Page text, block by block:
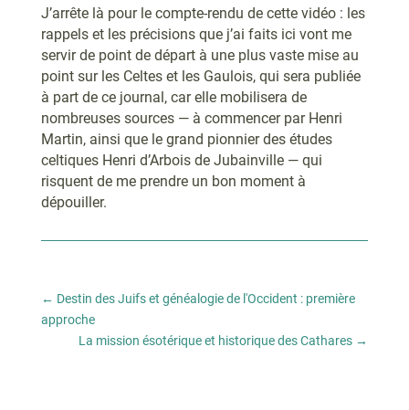
J’arrête là pour le compte-rendu de cette vidéo : les
rappels et les précisions que j’ai faits ici vont me
servir de point de départ à une plus vaste mise au
point sur les Celtes et les Gaulois, qui sera publiée
à part de ce journal, car elle mobilisera de
nombreuses sources — à commencer par Henri
Martin, ainsi que le grand pionnier des études
celtiques Henri d’Arbois de Jubainville — qui
risquent de me prendre un bon moment à
dépouiller.
← Destin des Juifs et généalogie de l'Occident : première
approche
La mission ésotérique et historique des Cathares →